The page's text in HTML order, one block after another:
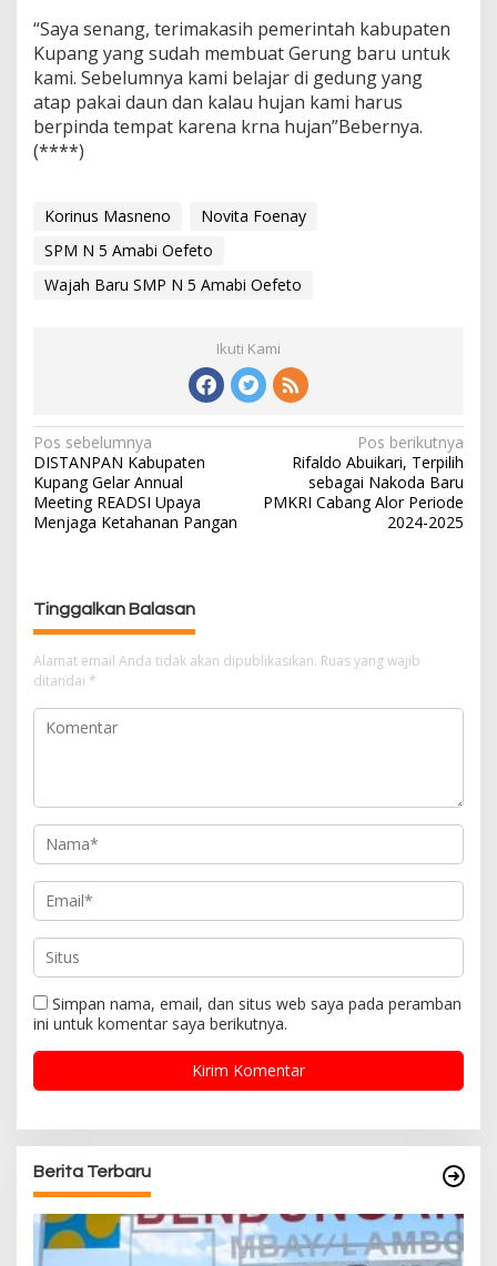
“Saya senang, terimakasih pemerintah kabupaten
Kupang yang sudah membuat Gerung baru untuk
kami. Sebelumnya kami belajar di gedung yang
atap pakai daun dan kalau hujan kami harus
berpinda tempat karena krna hujan”Bebernya.
(****)
Korinus Masneno
Novita Foenay
SPM N 5 Amabi Oefeto
Wajah Baru SMP N 5 Amabi Oefeto
Ikuti Kami
N
a
v
i
p
o
s
Pos sebelumnya
DISTANPAN Kabupaten
Kupang Gelar Annual
Meeting READSI Upaya
Menjaga Ketahanan Pangan
Pos berikutnya
Rifaldo Abuikari, Terpilih
sebagai Nakoda Baru
PMKRI Cabang Alor Periode
2024-2025
Tinggalkan Balasan
Alamat email Anda tidak akan dipublikasikan. Ruas yang wajib
ditandai *
Simpan nama, email, dan situs web saya pada peramban
ini untuk komentar saya berikutnya.
Berita Terbaru